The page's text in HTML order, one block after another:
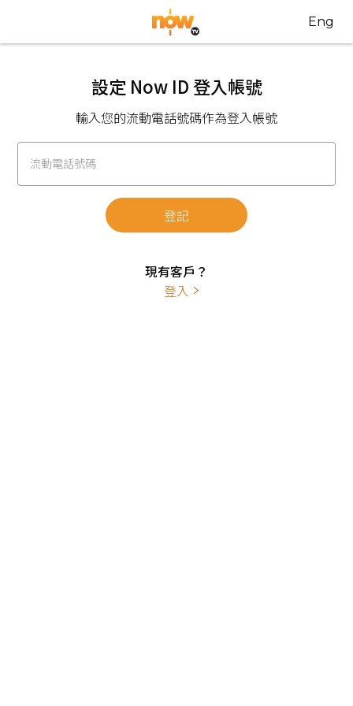
Eng
設定 Now ID 登入帳號
輸入您的流動電話號碼作為登入帳號
流動電話號碼
登記
現有客戶？
登入